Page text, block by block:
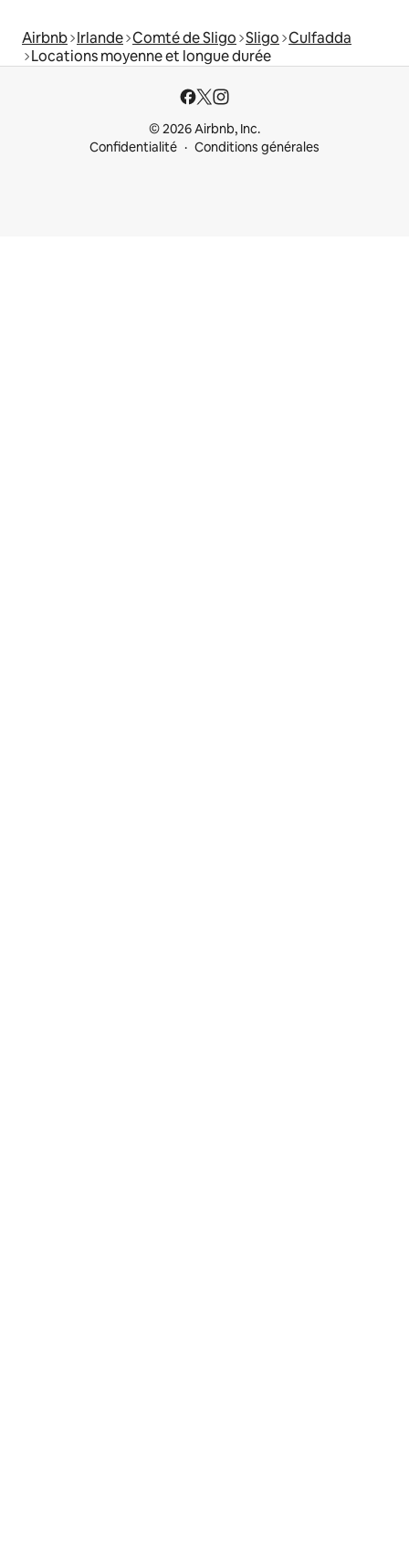
Airbnb Irlande Comté de Sligo Sligo Culfadda
Locations moyenne et longue durée
© 2026 Airbnb, Inc.
Confidentialité
Conditions générales